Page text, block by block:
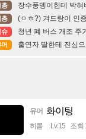
층 장수풍뎅이한테 박혀
층 (ㅇㅎ?) 겨드랑이 인
슈 청년 폐 버스 개조 주
머 출연자 딸한테 진심
유머 화이팅
히롣 Lv.15 조회